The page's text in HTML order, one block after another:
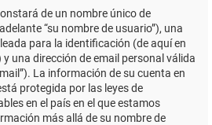
de un nombre único de
“su nombre de usuario”), una
para la identificación (de aquí en
y una dirección de email personal válida
La información de su cuenta en
protegida por las leyes de
en el país en el que estamos
más allá de su nombre de